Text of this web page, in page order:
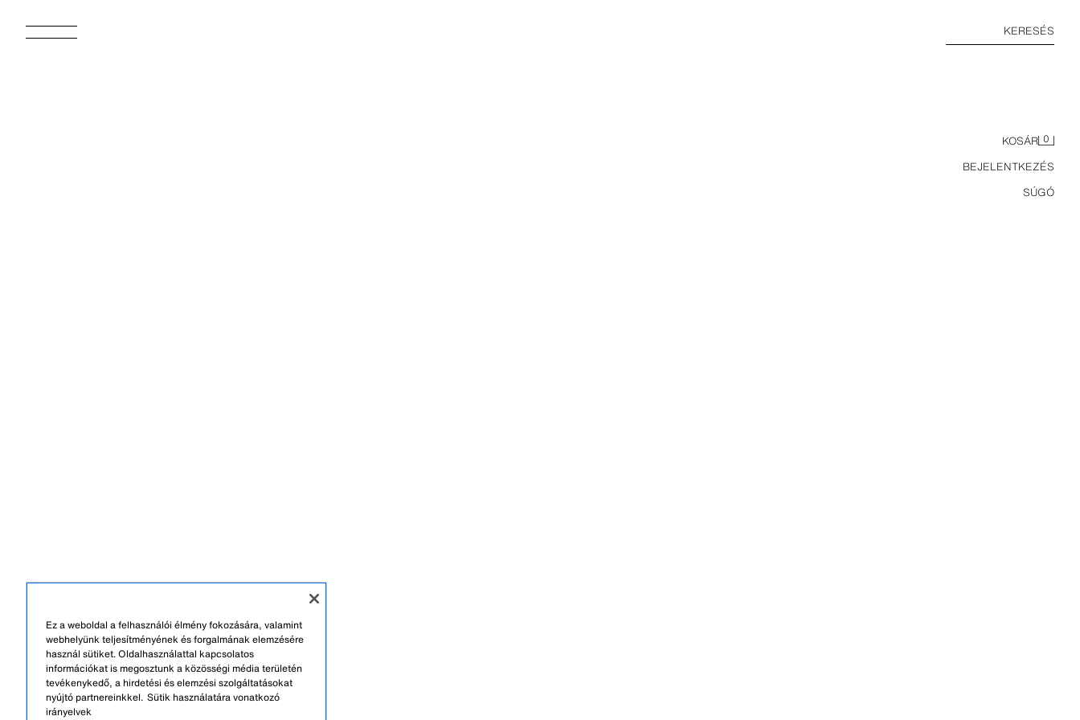
KERESÉS
KOSÁR 0
BEJELENTKEZÉS
SÚGÓ
Ez a weboldal a felhasználói élmény fokozására, valamint
webhelyünk teljesítményének és forgalmának elemzésére
használ sütiket. Oldalhasználattal kapcsolatos
információkat is megosztunk a közösségi média területén
tevékenykedő, a hirdetési és elemzési szolgáltatásokat
nyújtó partnereinkkel. Sütik használatára vonatkozó
irányelvek